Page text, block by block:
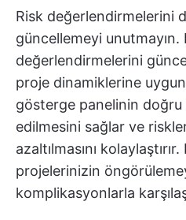
Risk değerlendirmelerini
güncellemeyi unutmayın.
değerlendirmelerini
proje dinamiklerine
gösterge panelinin
edilmesini sağlar ve
azaltılmasını
projelerinizin
komplikasyonlarla